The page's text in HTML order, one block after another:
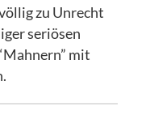
zu Unrecht
seriösen
mit